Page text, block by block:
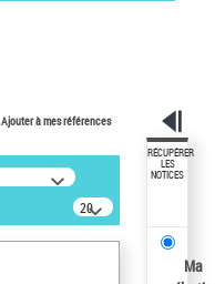
Ajouter à mes références
20
résultats/page
RÉCUPÉRER
LES
NOTICES
Ma